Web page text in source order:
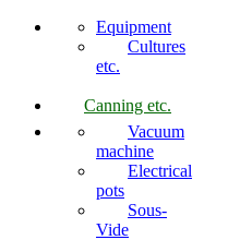
Equipment
Cultures
etc.
Canning etc.
Vacuum
machine
Electrical
pots
Sous-
Vide